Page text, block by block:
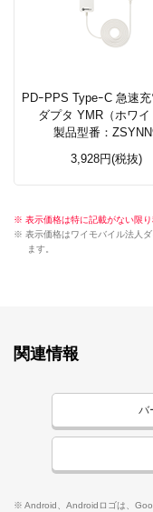
PDｰPPS TypeｰC 急速
ダプタ YMR（ホワイ
製品型番：
3,928円(税抜)
※ 表示価格は特に記載がない限り
※ 表示価格はワイモバイル法人
ます。
関連情報
バ
※ Android、Androidロゴは、